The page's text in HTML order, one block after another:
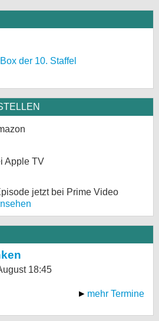
der 10. Staffel
Apple TV
jetzt bei Prime Video
18:45
mehr Termine